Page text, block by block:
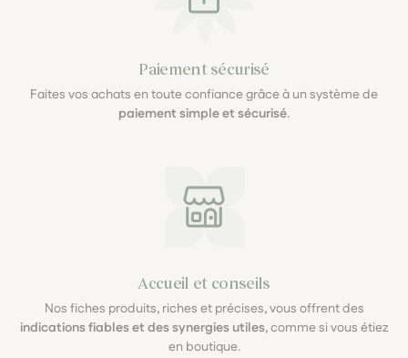
Paiement sécurisé
Faites vos achats en toute confiance grâce à un système de
paiement simple et sécurisé.
Accueil et conseils
Nos fiches produits, riches et précises, vous offrent des
indications fiables et des synergies utiles, comme si vous étiez
en boutique.